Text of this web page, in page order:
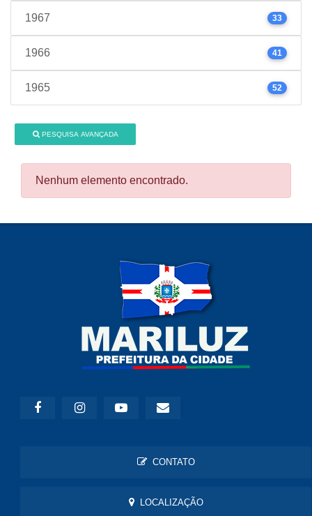
1967 33
1966 41
1965 52
PESQUISA AVANÇADA
Nenhum elemento encontrado.
CONTATO
LOCALIZAÇÃO